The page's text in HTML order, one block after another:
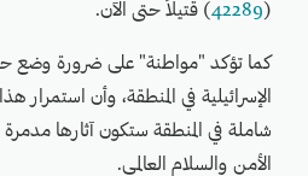
(
42289) قتيلاً حتى الآن.
كما تؤكد "مواطنة" على ضرورة وضع حد
الإسرائيلية في المنطقة، وأن
شاملة في المنطقة ستكون آثارها
الأمن والسلام العالمي.